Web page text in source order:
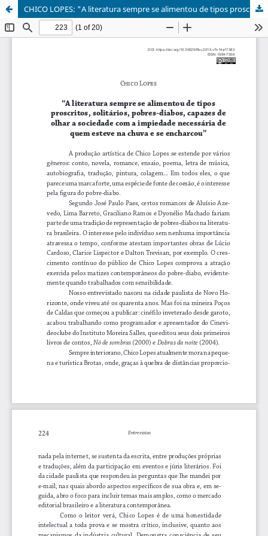
CHICO LOPES: "A literatura sempre se alimentou de tipos proscritos, solitários, pobres-diabos, capazes de olhar a sociedade com a impiedade necessária de quem esteve na chuva e se encharcou”.